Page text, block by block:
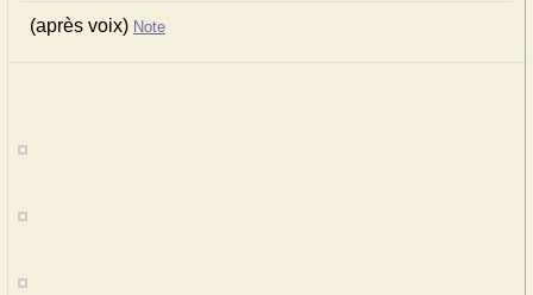
(après voix) Note